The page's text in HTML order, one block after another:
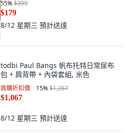
55%$399
$179
8/12 星期三 預計送達
todbi Paul Bangs 帆布托特日常尿布
包 + 肩背帶 + 內袋套組, 米色
首購折扣價 15%$1,267
$1,067
8/12 星期三 預計送達